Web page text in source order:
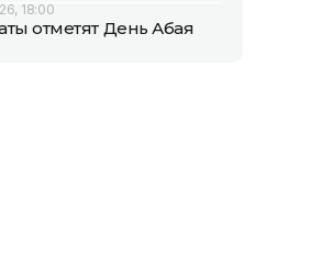
18:00
отметят День Абая